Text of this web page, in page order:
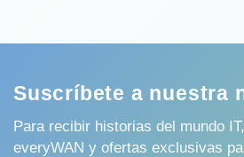
Suscríbete a nuestra
Para recibir historias del mundo
everyWAN y ofertas exclusivas